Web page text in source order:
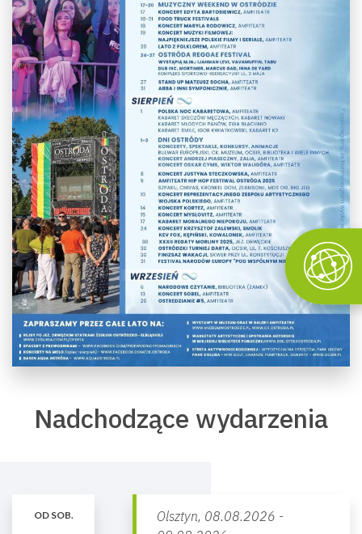
Nadchodzące wydarzenia
OD SOB. Olsztyn, 08.08.2026 -